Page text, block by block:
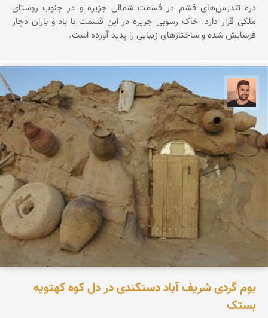
دره تندیس‌های قشم در قسمت شمالی جزیره و در جنوب روستای
ملکی قرار دارد. خاک رسوبی جزیره در این قسمت با باد و باران دچار
فرسایش شده و ساختارهای زیبایی را پدید آورده است.
ابراهیم رفیعی
بوم گردی شریف آباد دستکندی در دل کوه کهتویه
بستک